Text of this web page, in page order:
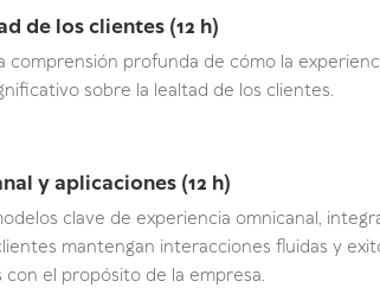
de los clientes (12 h)
comprensión profunda de cómo la
sobre la lealtad de los clientes.
y aplicaciones (12 h)
clave de experiencia omnicanal,
mantengan interacciones fluidas y
el propósito de la empresa.